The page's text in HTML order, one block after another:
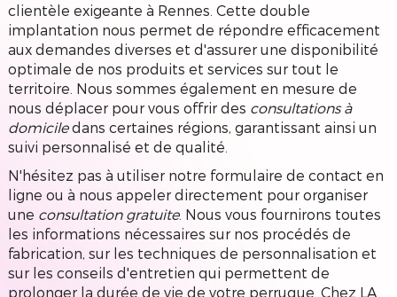
clientèle exigeante à Rennes. Cette double
implantation nous permet de répondre efficacement
aux demandes diverses et d'assurer une disponibilité
optimale de nos produits et services sur tout le
territoire. Nous sommes également en mesure de
nous déplacer pour vous offrir des consultations à
domiciledans certaines régions, garantissant ainsi un
suivi personnalisé et de qualité.
N'hésitez pas à utiliser notre formulaire de contact en
ligne ou à nous appeler directement pour organiser
une consultation gratuite. Nous vous fournirons toutes
les informations nécessaires sur nos procédés de
fabrication, sur les techniques de personnalisation et
sur les conseils d'entretien qui permettent de
prolonger la durée de vie de votre perruque. Chez LA